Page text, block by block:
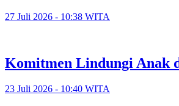
27 Juli 2026 - 10:38 WITA
Komitmen Lindungi Anak
23 Juli 2026 - 10:40 WITA